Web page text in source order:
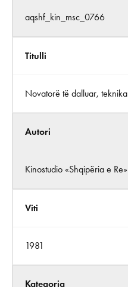
aqshf_kin_msc_0766
Titulli
Novatorë të dalluar, teknika
Autori
Kinostudio «Shqipëria e Re»
Viti
1981
Kategoria